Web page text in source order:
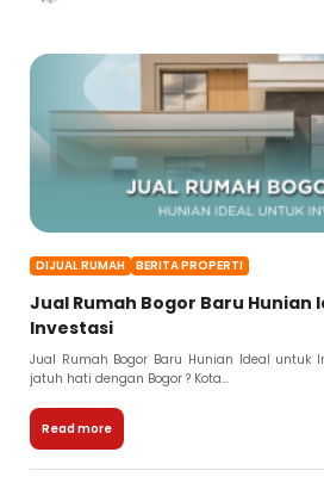
DIJUAL RUMAH BERITA PROPERTI
Jual Rumah Bogor Baru Hunian
Investasi
Jual Rumah Bogor Baru Hunian Ideal
jatuh hati dengan Bogor ? Kota...
Read more